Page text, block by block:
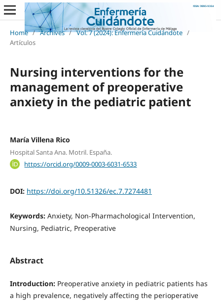
Home / Archives / Vol. 7 (2024): Enfermería Cuidándote /
Artículos
Nursing interventions for the
management of preoperative
anxiety in the pediatric patient
María Villena Rico
Hospital Santa Ana. Motril. España.
https://orcid.org/0009-0003-6031-6533
DOI: https://doi.org/10.51326/ec.7.7274481
Keywords: Anxiety, Non-Pharmachological Intervention,
Nursing, Pediatric, Preoperative
Abstract
Introduction:Preoperative anxiety in pediatric patients has
a high prevalence, negatively affecting the perioperative